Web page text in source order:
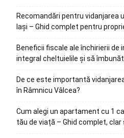
Recomandări pentru vidanjarea
Iași – Ghid complet pentru
Beneficii fiscale ale închirierii de
integral cheltuielile și să
De ce este importantă
în Râmnicu Vâlcea?
Cum alegi un apartament cu 1
tău de viață – Ghid complet,